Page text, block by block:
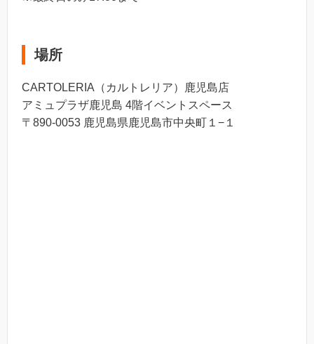
場所
CARTOLERIA（カルトレリア）鹿児島店
アミュプラザ鹿児島 4階イベントスペース
〒890-0053 鹿児島県鹿児島市中央町１−１